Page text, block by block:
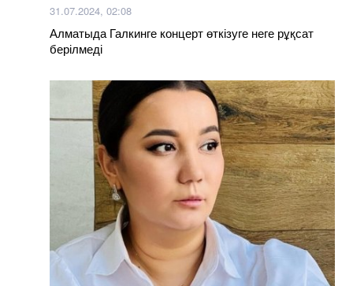
31.07.2024, 02:08
Алматыда Галкинге концерт өткізуге неге рұқсат
берілмеді